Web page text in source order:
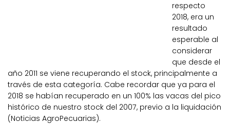
respecto
2018, era un
resultado
esperable al
considerar
que desde el
año 2011 se viene recuperando el stock, principalmente a
través de esta categoría. Cabe recordar que ya para el
2018 se habían recuperado en un 100% las vacas del pico
histórico de nuestro stock del 2007, previo a la liquidación
(Noticias AgroPecuarias).